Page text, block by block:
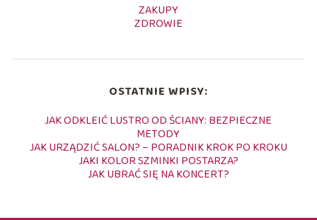
ZAKUPY
ZDROWIE
OSTATNIE WPISY:
JAK ODKLEIĆ LUSTRO OD ŚCIANY: BEZPIECZNE
METODY
JAK URZĄDZIĆ SALON? – PORADNIK KROK PO KROKU
JAKI KOLOR SZMINKI POSTARZA?
JAK UBRAĆ SIĘ NA KONCERT?